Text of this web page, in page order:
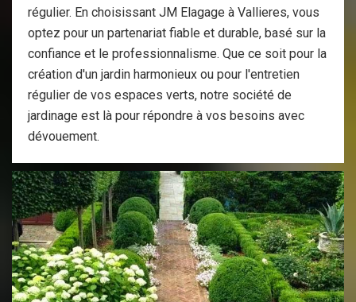
régulier. En choisissant JM Elagage à Vallieres, vous
optez pour un partenariat fiable et durable, basé sur la
confiance et le professionnalisme. Que ce soit pour la
création d'un jardin harmonieux ou pour l'entretien
régulier de vos espaces verts, notre société de
jardinage est là pour répondre à vos besoins avec
dévouement.